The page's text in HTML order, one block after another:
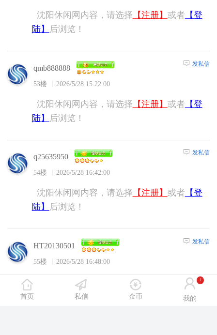
沈阳休闲网内容，请选择 【注册】 或者 【登
陆】
后浏览！
qmb888888
53楼 2026/5/28 15:22:00
发私信
沈阳休闲网内容，请选择 【注册】 或者 【登
陆】
后浏览！
q25635950
54楼 2026/5/28 16:42:00
发私信
沈阳休闲网内容，请选择 【注册】 或者 【登
陆】
后浏览！
HT20130501
55楼 2026/5/28 16:48:00
发私信
沈阳休闲网内容，请选择【注册】
【登
陆】
后浏览！
首页 私信 金币 我的
1